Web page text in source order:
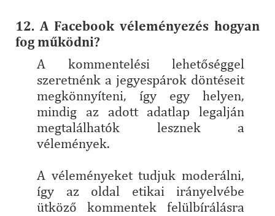
12. A Facebook véleményezés hogyan
fog működni?
A kommentelési lehetőséggel
szeretnénk a jegyespárok döntéseit
megkönnyíteni, így egy helyen,
mindig az adott adatlap legalján
megtalálhatók lesznek a
vélemények.
A véleményeket tudjuk moderálni,
így az oldal etikai irányelvébe
ütköző kommentek felülbírálásra